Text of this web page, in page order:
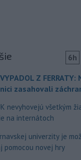
6h
Z FERRATY:
zasahovali
nevyhovejú všetkým
na internátoch
univerzity je
pomocou novej hry